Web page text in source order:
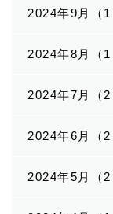
2024年9月（1
2024年8月（1
2024年7月（2
2024年6月（2
2024年5月（2